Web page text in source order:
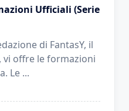
Ufficiali (Serie
di FantasY, il
vi offre le formazioni
Le ...